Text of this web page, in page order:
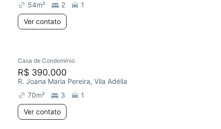
54m² 2
1
Ver contato
Casa de Condomínio
R$ 390.000
R. Joana Maria Pereira, Vila Adélia
70m² 3
1
Ver contato